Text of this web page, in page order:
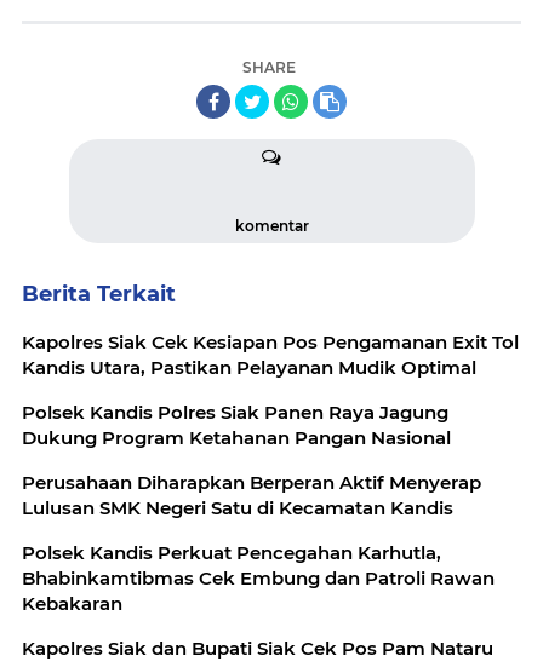
SHARE
komentar
Berita Terkait
Kapolres Siak Cek Kesiapan Pos Pengamanan Exit Tol
Kandis Utara, Pastikan Pelayanan Mudik Optimal
Polsek Kandis Polres Siak Panen Raya Jagung
Dukung Program Ketahanan Pangan Nasional
Perusahaan Diharapkan Berperan Aktif Menyerap
Lulusan SMK Negeri Satu di Kecamatan Kandis
Polsek Kandis Perkuat Pencegahan Karhutla,
Bhabinkamtibmas Cek Embung dan Patroli Rawan
Kebakaran
Kapolres Siak dan Bupati Siak Cek Pos Pam Nataru